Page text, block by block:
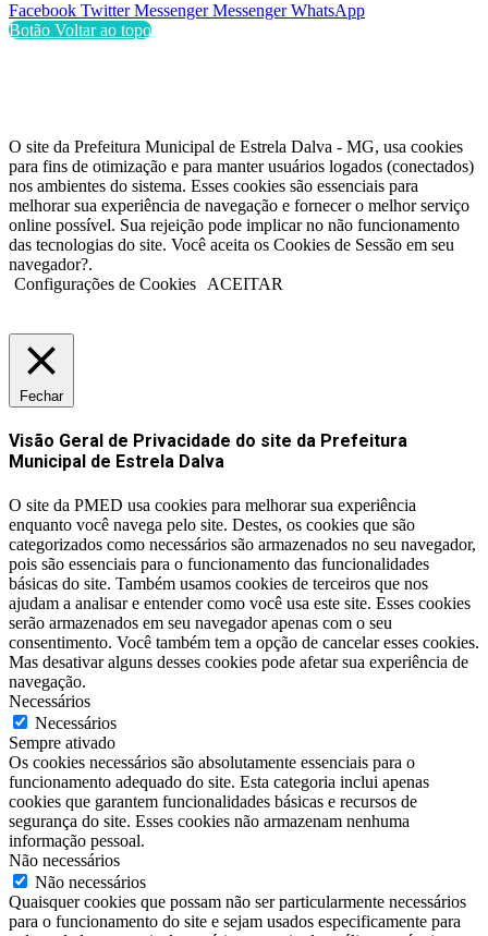
Facebook Twitter Messenger Messenger WhatsApp
Botão Voltar ao topo
O site da Prefeitura Municipal de Estrela Dalva - MG, usa cookies
para fins de otimização e para manter usuários logados (conectados)
nos ambientes do sistema. Esses cookies são essenciais para
melhorar sua experiência de navegação e fornecer o melhor serviço
online possível. Sua rejeição pode implicar no não funcionamento
das tecnologias do site. Você aceita os Cookies de Sessão em seu
navegador?.
Configurações de Cookies
ACEITAR
Fechar
Visão Geral de Privacidade do site da Prefeitura
Municipal de Estrela Dalva
O site da PMED usa cookies para melhorar sua experiência
enquanto você navega pelo site. Destes, os cookies que são
categorizados como necessários são armazenados no seu navegador,
pois são essenciais para o funcionamento das funcionalidades
básicas do site. Também usamos cookies de terceiros que nos
ajudam a analisar e entender como você usa este site. Esses cookies
serão armazenados em seu navegador apenas com o seu
consentimento. Você também tem a opção de cancelar esses cookies.
Mas desativar alguns desses cookies pode afetar sua experiência de
navegação.
Necessários
Necessários
Sempre ativado
Os cookies necessários são absolutamente essenciais para o
funcionamento adequado do site. Esta categoria inclui apenas
cookies que garantem funcionalidades básicas e recursos de
segurança do site. Esses cookies não armazenam nenhuma
informação pessoal.
Não necessários
Não necessários
Quaisquer cookies que possam não ser particularmente necessários
para o funcionamento do site e sejam usados ​​especificamente para